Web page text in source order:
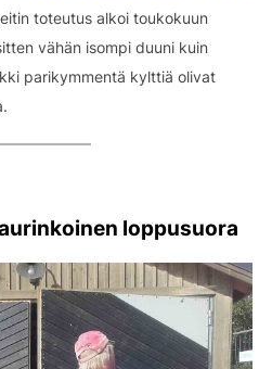
toteutus alkoi toukokuun
vähän isompi duuni kuin
parikymmentä kylttiä olivat
loppusuora